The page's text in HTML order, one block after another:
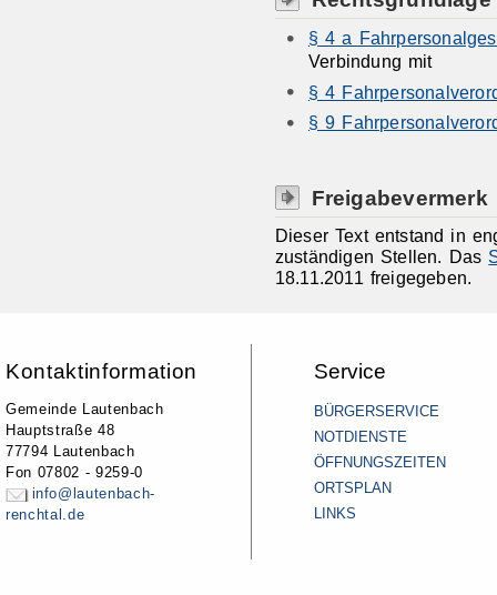
§ 4 a
Verbindung mit
§ 4
§ 9
Freigabevermerk
Dieser Text entstand in
zuständigen Stellen. Das
18.11.2011 freigegeben.
Kontaktinformation
Gemeinde Lautenbach
Hauptstraße 48
77794 Lautenbach
Fon 07802 - 9259-0
info@lautenbach-
renchtal.de
Service
BÜRGERSERVICE
NOTDIENSTE
ÖFFNUNGSZEITEN
ORTSPLAN
LINKS